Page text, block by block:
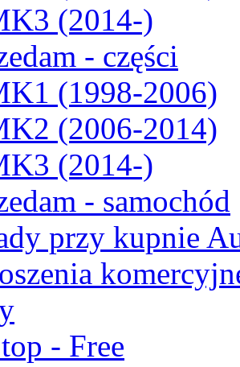
(2014-)
- części
(1998-2006)
(2006-2014)
(2014-)
- samochód
przy kupnie
- Free